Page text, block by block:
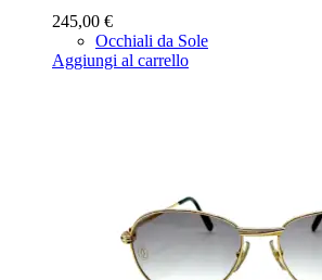
245,00 €
Occhiali da Sole
Aggiungi al carrello